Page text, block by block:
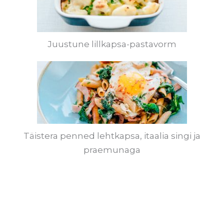
Juustune lillkapsa-pastavorm
Täistera penned lehtkapsa, itaalia singi ja
praemunaga